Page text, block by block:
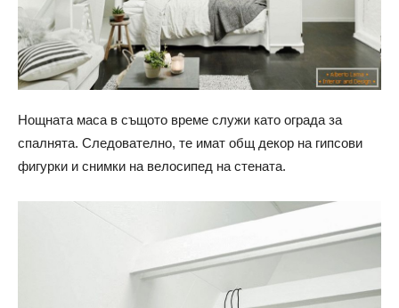
Нощната маса в същото време служи като ограда за
спалнята. Следователно, те имат общ декор на гипсови
фигурки и снимки на велосипед на стената.